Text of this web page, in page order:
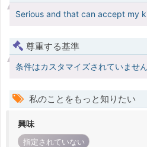
Serious and that can accept my
尊重する基準
条件はカスタマイズされていません
私のことをもっと知りたい
興味
指定されていない